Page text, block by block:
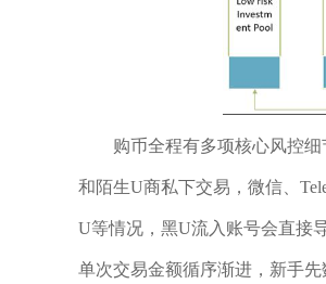
购币全程有多项核心风控
和陌生U商私下交易，微信、
U等情况，黑U流入账号会直接
单次交易金额循序渐进，新手